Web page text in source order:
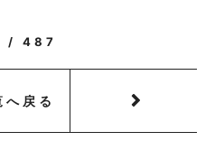
/ 487
へ戻る